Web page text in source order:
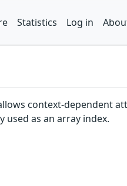
Statistics Log in
context-dependent
as an array index.